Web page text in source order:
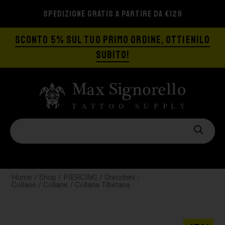
SPEDIZIONE GRATIS A PARTIRE DA €129
SCONTO 5% SUL TUO PRIMO ORDINE, OTTIENILO
SUBITO!
Home / Shop / PIERCING / Orecchini -
Collane / Collane / Collana Tibetana